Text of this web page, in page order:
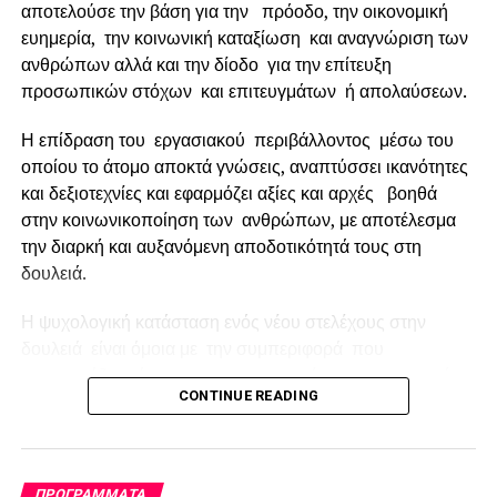
διαφορετικότητας και της ενεργούς ενσωμάτωσης των
πλέον μειονεκτούντων.
RELATED TOPICS: FEATURED
UP NEXT
Το 3ο Διεθνές Επενδυτικό Forum, στο πλαίσιο του
Ευρωπαϊκού Έργου GAZELLE, διοργανώθηκε με
επιτυχία στην Αθήνα
DON'T MISS
H PCS Αργυρός Χορηγός στο 3o Συνέδριο
Θεσμικής Διαχείρισης της Ε.Θ.Ε.
αποτελούσε την βάση για την πρόοδο, την οικονομική
ευημερία, την κοινωνική καταξίωση και αναγνώριση των
ανθρώπων αλλά και την δίοδο για την επίτευξη
προσωπικών στόχων και επιτευγμάτων ή απολαύσεων.
Η επίδραση του εργασιακού περιβάλλοντος μέσω του
οποίου το άτομο αποκτά γνώσεις, αναπτύσσει ικανότητες
και δεξιοτεχνίες και εφαρμόζει αξίες και αρχές βοηθά
στην κοινωνικοποίηση των ανθρώπων, με αποτέλεσμα
την διαρκή και αυξανόμενη αποδοτικότητά τους στη
δουλειά.
Η ψυχολογική κατάσταση ενός νέου στελέχους στην
παρουσιάζει κάποιος που αργοπορεί σε μια κοινωνική
Επειδή αισθάνεται άβολα , αμήχανα και περίεργα ίσως το
πιο πιθανόν είναι να μην δύναται να εκφραστεί άνετα και
CONTINUE READING